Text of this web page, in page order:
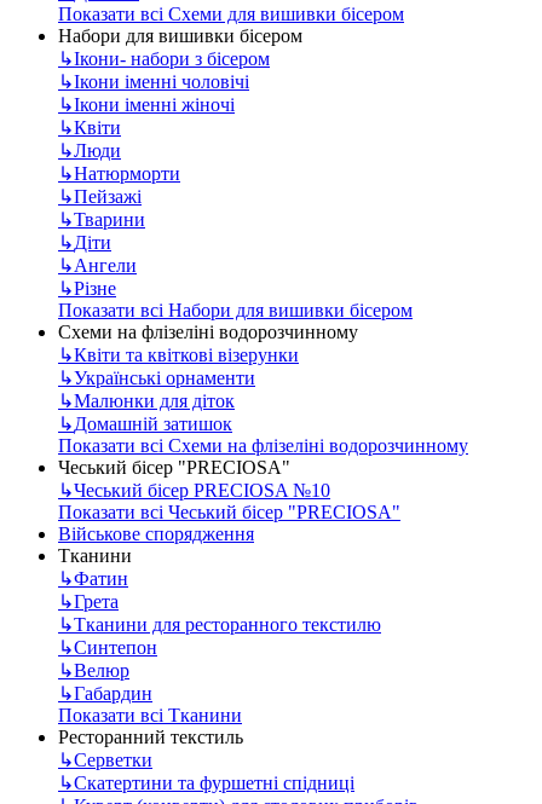
Показати всі Схеми для вишивки бісером
Набори для вишивки бісером
↳Ікони- набори з бісером
↳Ікони іменні чоловічі
↳Ікони іменні жіночі
↳Квіти
↳Люди
↳Натюрморти
↳Пейзажі
↳Тварини
↳Діти
↳Ангели
↳Різне
Показати всі Набори для вишивки бісером
Схеми на флізеліні водорозчинному
↳Квіти та квіткові візерунки
↳Українські орнаменти
↳Малюнки для діток
↳Домашній затишок
Показати всі Схеми на флізеліні водорозчинному
Чеський бісер "PRECIOSA"
↳Чеський бісер PRECIOSA №10
Показати всі Чеський бісер "PRECIOSA"
Військове спорядження
Тканини
↳Фатин
↳Грета
↳Тканини для ресторанного текстилю
↳Синтепон
↳Велюр
↳Габардин
Показати всі Тканини
Ресторанний текстиль
↳Серветки
↳Скатертини та фуршетні спідниці